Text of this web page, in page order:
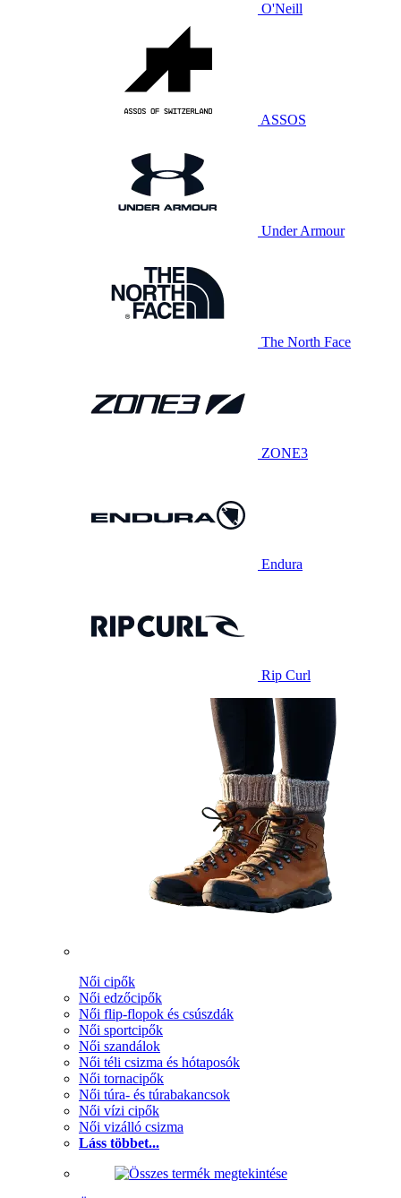
O'Neill
ASSOS
Under Armour
The North Face
ZONE3
Endura
Rip Curl
Női cipők
Női edzőcipők
Női flip-flopok és csúszdák
Női sportcipők
Női szandálok
Női téli csizma és hótaposók
Női tornacipők
Női túra- és túrabakancsok
Női vízi cipők
Női vizálló csizma
Láss többet...